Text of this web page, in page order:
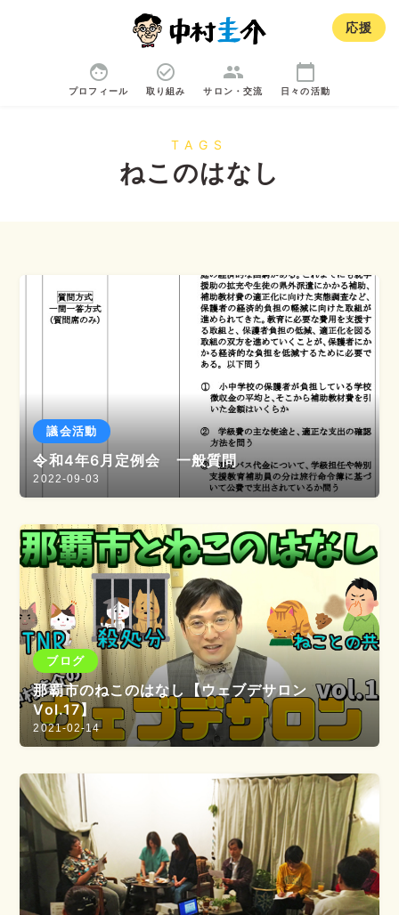
face
プロフィール
check_circle_outline
取り組み
group
サロン・交流
calendar_today
日々の活動
応援
TAGS
ねこのはなし
議会活動
令和4年6月定例会 一般質問
2022-09-03
ブログ
那覇市のねこのはなし【ウェブデサロン
Vol.17】
2021-02-14